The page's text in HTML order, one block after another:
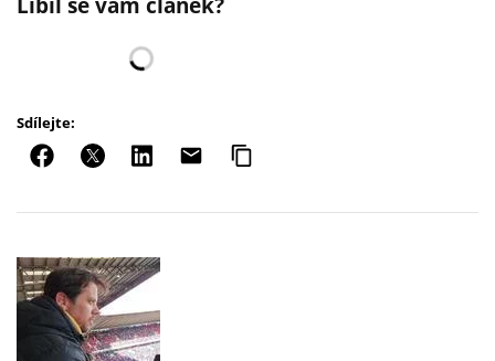
Líbil se vám článek?
Sdílejte: